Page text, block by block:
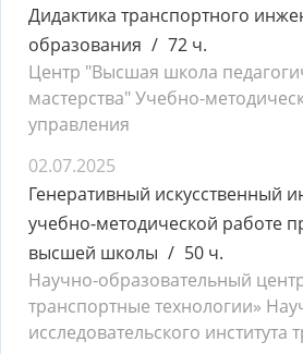
Дидактика транспортного
образования
72 ч.
Центр "Высшая школа
мастерства" Учебно-
управления
02.07.2025
Генеративный искусственный
учебно-методической работе
высшей школы
50 ч.
Научно-образовательный
транспортные технологии»
исследовательского института